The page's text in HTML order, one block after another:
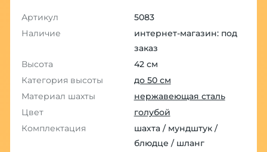
Артикул
5083
Наличие
интернет-магазин: под
заказ
Высота
42 см
Категория высоты
до 50 см
Материал шахты
нержавеющая сталь
Цвет
голубой
Комплектация
шахта / мундштук /
блюдце / шланг